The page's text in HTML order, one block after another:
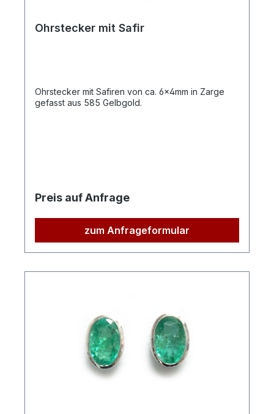
Ohrstecker mit Safir
Ohrstecker mit Safiren von ca. 6x4mm in Zarge
gefasst aus 585 Gelbgold.
Preis auf Anfrage
zum Anfrageformular